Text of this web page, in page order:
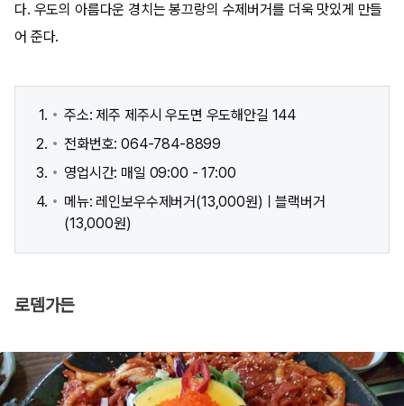
다. 우도의 아름다운 경치는 봉끄랑의 수제버거를 더욱 맛있게 만들
어 준다.
주소: 제주 제주시 우도면 우도해안길 144
전화번호: 064-784-8899
영업시간: 매일 09:00 - 17:00
메뉴: 레인보우수제버거(13,000원)ㅣ블랙버거
(13,000원)
로뎀가든